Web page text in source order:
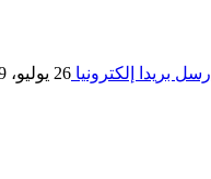
أرسل بريدا إلكترونيا 26 يوليو، 2019